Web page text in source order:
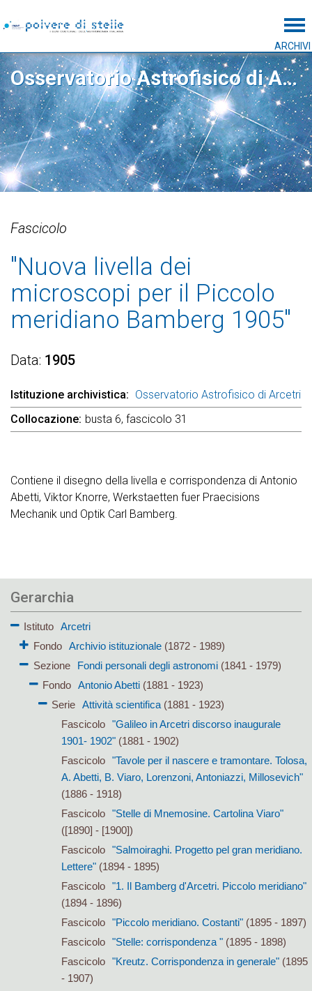
ARCHIVI
Osservatorio Astrofisico di Arcetri
Fascicolo
"Nuova livella dei
microscopi per il Piccolo
meridiano Bamberg 1905"
Data 1905
Istituzione archivistica
Osservatorio Astrofisico di Arcetri
Collocazione busta 6, fascicolo 31
Contiene il disegno della livella e corrispondenza di Antonio
Abetti, Viktor Knorre, Werkstaetten fuer Praecisions
Mechanik und Optik Carl Bamberg.
Gerarchia
Istituto
Arcetri
Fondo
Archivio istituzionale(1872 - 1989)
Sezione
Fondi personali degli astronomi(1841 - 1979)
Fondo Antonio Abetti(1881 - 1923)
Serie
Attività scientifica (1881 - 1923)
Fascicolo
"Galileo in Arcetri discorso inaugurale
1901- 1902"(1881 - 1902)
Fascicolo
"Tavole per il nascere e tramontare. Tolosa,
A. Abetti, B. Viaro, Lorenzoni, Antoniazzi, Millosevich"
(1886 - 1918)
Fascicolo
"Stelle di Mnemosine. Cartolina Viaro"
([1890] - [1900])
Fascicolo
"Salmoiraghi. Progetto pel gran meridiano.
Lettere"(1894 - 1895)
Fascicolo
"1. Il Bamberg d'Arcetri. Piccolo meridiano"
(1894 - 1896)
Fascicolo
"Piccolo meridiano. Costanti"(1895 - 1897)
Fascicolo
"Stelle: corrispondenza "(1895 - 1898)
Fascicolo
"Kreutz. Corrispondenza in generale"(1895
- 1907)